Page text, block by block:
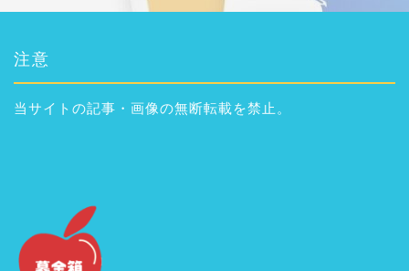
注意
当サイトの記事・画像の無断転載を禁止。